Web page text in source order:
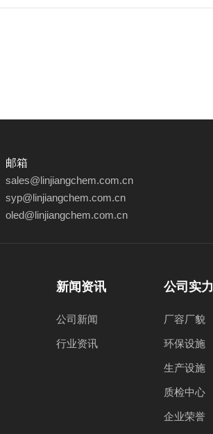
邮箱
sales@linjiangchem.com.cn
syp@linjiangchem.com.cn
oled@linjiangchem.com.cn
新闻资讯
公司新闻
行业资讯
公司实力
厂容厂貌
环保设施
生产设施
质检中心
企业荣誉